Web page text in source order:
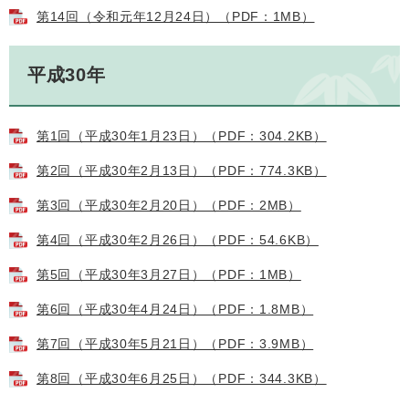
第14回（令和元年12月24日）（PDF：1MB）
平成30年
第1回（平成30年1月23日）（PDF：304.2KB）
第2回（平成30年2月13日）（PDF：774.3KB）
第3回（平成30年2月20日）（PDF：2MB）
第4回（平成30年2月26日）（PDF：54.6KB）
第5回（平成30年3月27日）（PDF：1MB）
第6回（平成30年4月24日）（PDF：1.8MB）
第7回（平成30年5月21日）（PDF：3.9MB）
第8回（平成30年6月25日）（PDF：344.3KB）